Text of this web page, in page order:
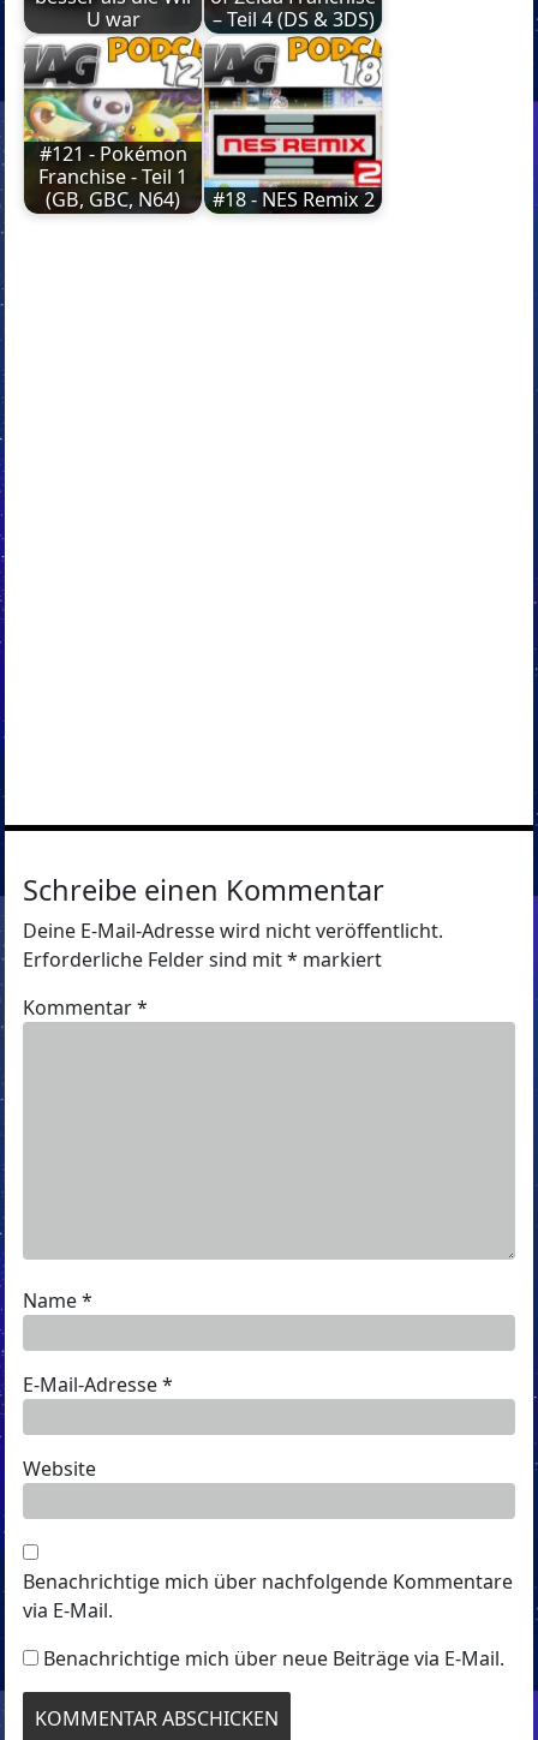
U war
– Teil 4 (DS & 3DS)
#121 - Pokémon
Franchise - Teil 1
(GB, GBC, N64)
#18 - NES Remix 2
Schreibe einen Kommentar
Deine E-Mail-Adresse wird nicht veröffentlicht.
Erforderliche Felder sind mit* markiert
Kommentar*
Name*
E-Mail-Adresse*
Website
Benachrichtige mich über nachfolgende Kommentare
via E-Mail.
Benachrichtige mich über neue Beiträge via E-Mail.